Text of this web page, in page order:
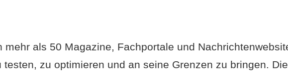
mehr als 50 Magazine, Fachportale und
zu optimieren und an seine Grenzen zu bringen.